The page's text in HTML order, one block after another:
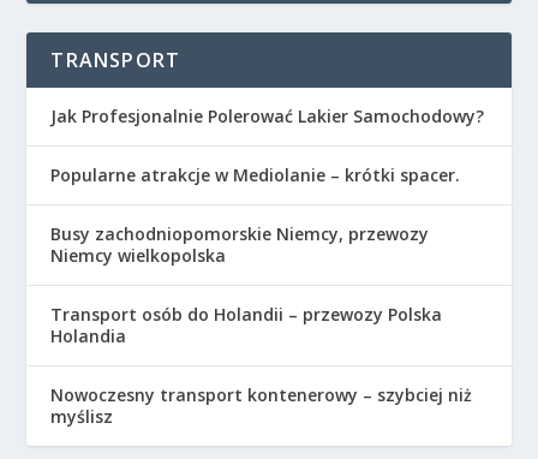
TRANSPORT
Jak Profesjonalnie Polerować Lakier Samochodowy?
Popularne atrakcje w Mediolanie – krótki spacer.
Busy zachodniopomorskie Niemcy, przewozy
Niemcy wielkopolska
Transport osób do Holandii – przewozy Polska
Holandia
​Nowoczesny transport kontenerowy – szybciej niż
myślisz